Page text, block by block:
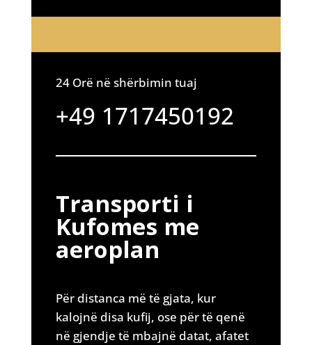
24 Orë në shërbimin tuaj
+49 1717450192
Transporti i
Kufomes me
aeroplan
Për distanca më të gjata, kur
kalojnë disa kufij, ose për të qenë
në gjendje të mbajnë datat, afatet